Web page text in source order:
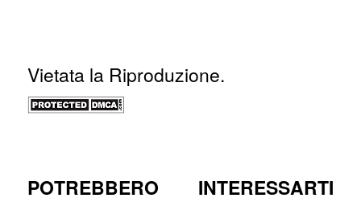
Vietata la Riproduzione.
POTREBBERO INTERESSARTI